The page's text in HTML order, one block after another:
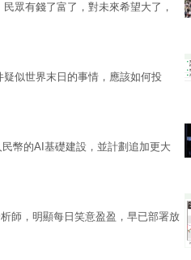
眾有錢了富了，對未來希望大了，
似世界末日的事情，應該如何投
幣的AI基礎建設，並計劃追加更大
師，明顯每日笑意盈盈，早已部署放